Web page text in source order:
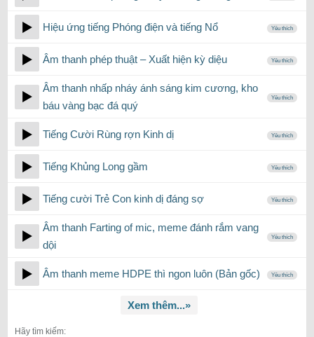
Hiệu ứng tiếng Phóng điện và tiếng Nổ Yêu thích
Âm thanh phép thuật – Xuất hiện kỳ ​​diệu Yêu thích
Âm thanh nhấp nháy ánh sáng kim cương, kho
báu vàng bạc đá quý
Yêu thích
Tiếng Cười Rùng rợn Kinh dị Yêu thích
Tiếng Khủng Long gầm Yêu thích
Tiếng cười Trẻ Con kinh dị đáng sợ Yêu thích
Âm thanh Farting of mic, meme đánh rắm vang
dội
Yêu thích
Âm thanh meme HDPE thì ngon luôn (Bản gốc) Yêu thích
Xem thêm...»
Hãy tìm kiếm: